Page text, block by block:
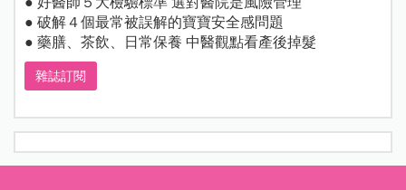
● 破解４個最常被誤解的寶寶安全感問題
● 藥膳、茶飲、日常保養 中醫觀點看產後掉髮
雜誌訂閱